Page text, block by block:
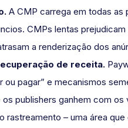
A CMP carrega em todas as
CMPs lentas prejudicam
a renderização dos
de receita.
ou pagar” e mecanismos
publishers ganhem com os
rastreamento – uma área que